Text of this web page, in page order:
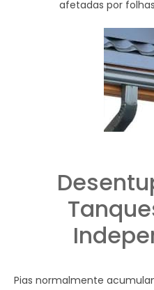
afetadas por
Pias normalmente